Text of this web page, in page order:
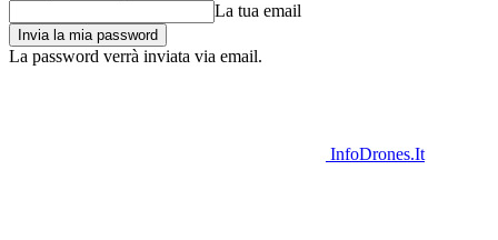
La tua email
La password verrà inviata via email.
InfoDrones.It